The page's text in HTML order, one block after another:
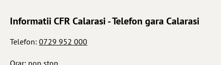
Informatii CFR Calarasi - Telefon gara Calarasi
Telefon: 0729 952 000
Orar: non stop